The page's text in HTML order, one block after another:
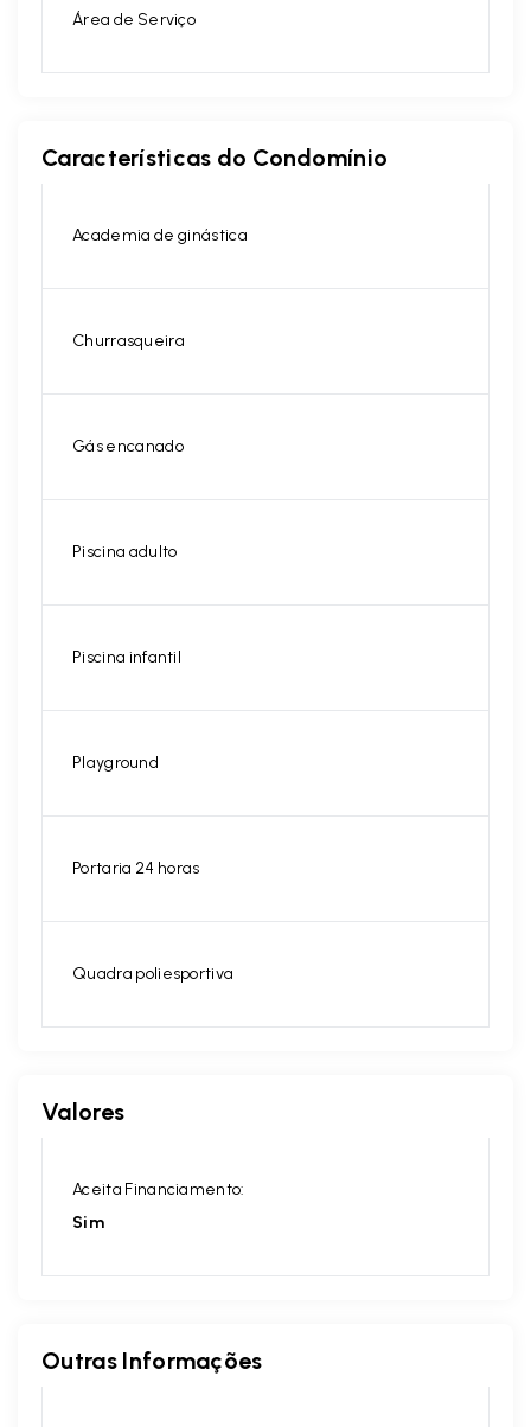
Área de Serviço
Características do Condomínio
Academia de ginástica
Churrasqueira
Gás encanado
Piscina adulto
Piscina infantil
Playground
Portaria 24 horas
Quadra poliesportiva
Valores
Aceita Financiamento:
Sim
Outras Informações